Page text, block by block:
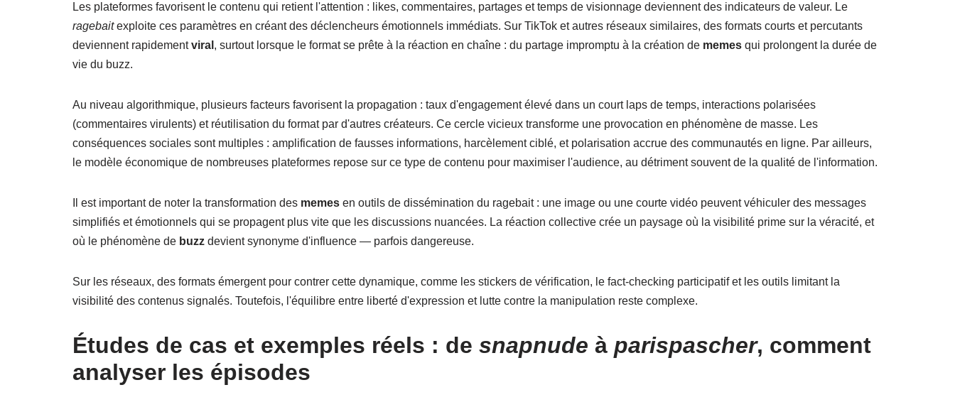
Les plateformes favorisent le contenu qui retient l'attention : likes, commentaires, partages et temps de visionnage deviennent des indicateurs de valeur. Le
ragebaitexploite ces paramètres en créant des déclencheurs émotionnels immédiats. Sur TikTok et autres réseaux similaires, des formats courts et percutants
deviennent rapidementviral , surtout lorsque le format se prête à la réaction en chaîne : du partage impromptu à la création de memes qui prolongent la durée de
vie du buzz.
Au niveau algorithmique, plusieurs facteurs favorisent la propagation : taux d'engagement élevé dans un court laps de temps, interactions polarisées
(commentaires virulents) et réutilisation du format par d'autres créateurs. Ce cercle vicieux transforme une provocation en phénomène de masse. Les
conséquences sociales sont multiples : amplification de fausses informations, harcèlement ciblé, et polarisation accrue des communautés en ligne. Par ailleurs,
le modèle économique de nombreuses plateformes repose sur ce type de contenu pour maximiser l'audience, au détriment souvent de la qualité de l'information.
Il est important de noter la transformation des memes en outils de dissémination du ragebait : une image ou une courte vidéo peuvent véhiculer des messages
simplifiés et émotionnels qui se propagent plus vite que les discussions nuancées. La réaction collective crée un paysage où la visibilité prime sur la véracité, et
où le phénomène de buzz devient synonyme d'influence — parfois dangereuse.
Sur les réseaux, des formats émergent pour contrer cette dynamique, comme les stickers de vérification, le fact-checking participatif et les outils limitant la
visibilité des contenus signalés. Toutefois, l'équilibre entre liberté d'expression et lutte contre la manipulation reste complexe.
Études de cas et exemples réels : de snapnude à parispascher, comment
analyser les épisodes